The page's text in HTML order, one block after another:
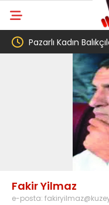
Pazarlı Kadın
‘Bu Mücadelede
Fakir Yilmaz
e-posta: